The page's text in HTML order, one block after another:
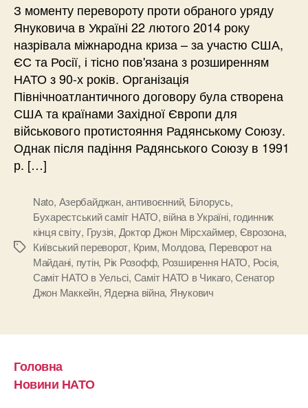
З моменту перевороту проти обраного уряду
Януковича в Україні 22 лютого 2014 року
назрівала міжнародна криза – за участю США,
ЄС та Росії, і тісно пов'язана з розширенням
НАТО з 90-х років. Організація
Північноатлантичного договору була створена
США та країнами Західної Європи для
військового протистояння Радянському Союзу.
Однак після падіння Радянського Союзу в 1991
р. […]
Позначки
Nato, Азербайджан,антивоєнний, Білорусь,
Бухарестський саміт НАТО, війна в Україні, годинник
кінця світу, Грузія, Доктор Джон Мірсхаймер, Єврозона,
Київський переворот, Крим, Молдова, Переворот на
Майдані, путін, Рік Розофф, Розширення НАТО, Росія,
Саміт НАТО в Уельсі, Саміт НАТО в Чикаго,Сенатор
Джон Маккейн, Ядерна війна, Янукович
Головна
Новини НАТО